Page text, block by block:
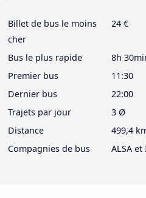
Billet de bus le moins
cher
24 €
Bus le plus rapide
8h
Premier bus
11:30
Dernier bus
22:00
Trajets par jour
3 Ø
Distance
499,4
Compagnies de bus
ALSA